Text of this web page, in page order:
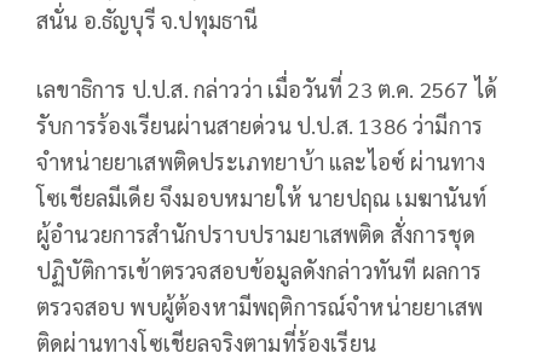
สนั่น อ.ธัญบุรี จ.ปทุมธานี
เลขาธิการ ป.ป.ส. กล่าวว่า เมื่อวันที่ 23 ต.ค. 2567 ได้
รับการร้องเรียนผ่านสายด่วน ป.ป.ส. 1386 ว่ามีการ
จำหน่ายยาเสพติดประเภทยาบ้า และไอซ์ ผ่านทาง
โซเชียลมีเดีย จึงมอบหมายให้ นายปฤณ เมฆานันท์
ผู้อำนวยการสำนักปราบปรามยาเสพติด สั่งการชุด
ปฏิบัติการเข้าตรวจสอบข้อมูลดังกล่าวทันที ผลการ
ตรวจสอบ พบผู้ต้องหามีพฤติการณ์จำหน่ายยาเสพ
ติดผ่านทางโซเชียลจริงตามที่ร้องเรียน